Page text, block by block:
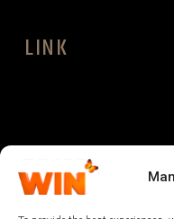
LINK
LEGAL